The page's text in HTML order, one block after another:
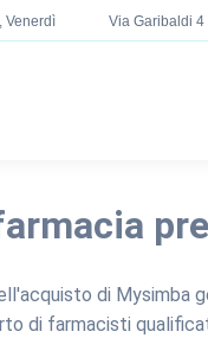
Venerdì Via Garibaldi
di Mysimba
di farmacisti